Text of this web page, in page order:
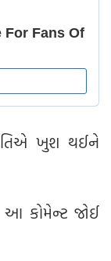
ખુશ થઈને
કોમેન્ટ જોઈ